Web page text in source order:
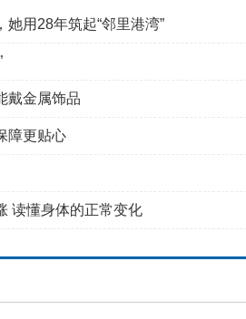
用28年筑起“邻里港湾”
戴金属饰品
障更贴心
读懂身体的正常变化